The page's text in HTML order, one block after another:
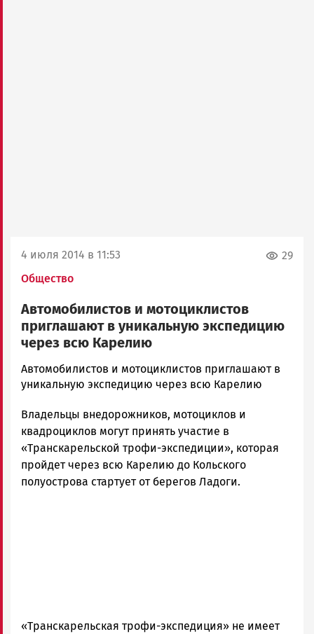
4 июля 2014 в 11:53
Общество
29
Автомобилистов и мотоциклистов
приглашают в уникальную экспедицию
через всю Карелию
admintimur
Новости
и
Карелии
|
Петрозаводск
ГОВОРИТ
Автомобилистов и мотоциклистов приглашают в
уникальную экспедицию через всю Карелию
Владельцы внедорожников, мотоциклов и
квадроциклов могут принять участие в
«Транскарельской трофи-экспедиции», которая
пройдет через всю Карелию до Кольского
полуострова стартует от берегов Ладоги.
«Транскарельская трофи-экспедиция» не имеет